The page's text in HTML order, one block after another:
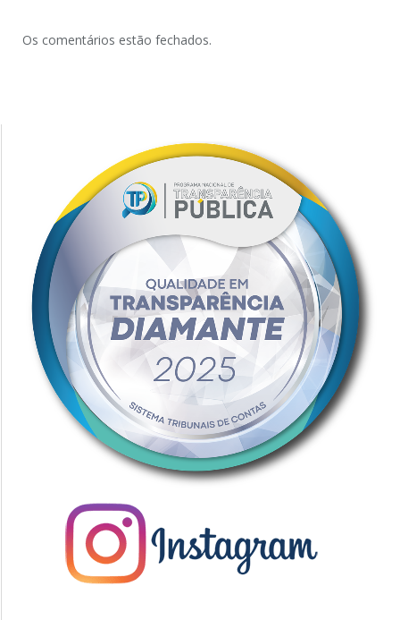
Os comentários estão fechados.